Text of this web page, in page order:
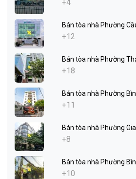
+4
Bán tòa nhà Phường
+12
Bán tòa nhà Phường
+18
Bán tòa nhà Phường
+11
Bán tòa nhà Phường
+8
Bán tòa nhà Phường
+10